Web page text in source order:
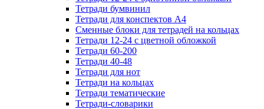
Тетради бумвинил
Тетради для конспектов А4
Сменные блоки для тетрадей на кольцах
Тетради 12-24 с цветной обложкой
Тетради 60-200
Тетради 40-48
Тетради для нот
Тетради на кольцах
Тетради тематические
Тетради-словарики